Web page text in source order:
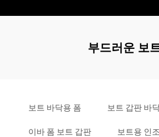
부드러운 보
보트 바닥용 폼 보트 갑판 바
이바 폼 보트 갑판 보트용 인